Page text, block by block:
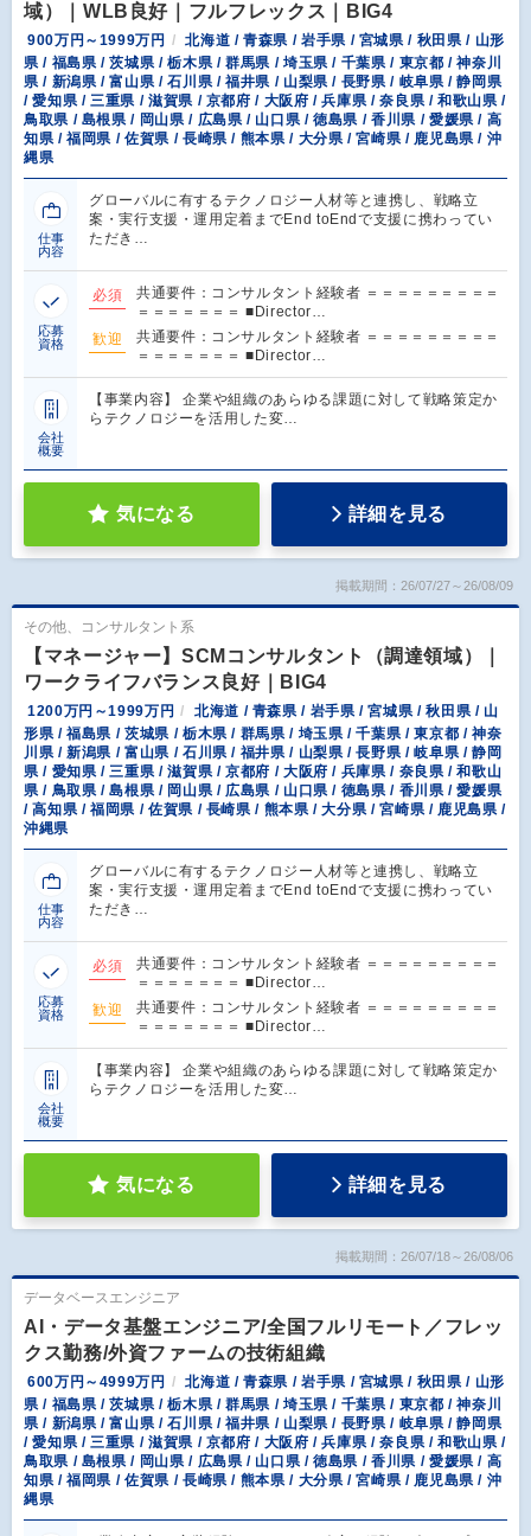
域）｜WLB良好｜フルフレックス｜BIG4
900万円～1999万円
北海道 / 青森県 / 岩手県 / 宮城県 / 秋田県 / 山形
県 / 福島県 / 茨城県 / 栃木県 / 群馬県 / 埼玉県 / 千葉県 / 東京都 / 神奈川
県 / 新潟県 / 富山県 / 石川県 / 福井県 / 山梨県 / 長野県 / 岐阜県 / 静岡県
/ 愛知県 / 三重県 / 滋賀県 / 京都府 / 大阪府 / 兵庫県 / 奈良県 / 和歌山県 /
鳥取県 / 島根県 / 岡山県 / 広島県 / 山口県 / 徳島県 / 香川県 / 愛媛県 / 高
知県 / 福岡県 / 佐賀県 / 長崎県 / 熊本県 / 大分県 / 宮崎県 / 鹿児島県 / 沖
縄県
仕事
内容
グローバルに有するテクノロジー人材等と連携し、戦略立
案・実行支援・運用定着までEnd toEndで支援に携わってい
ただき…
応募
資格
必須
共通要件：コンサルタント経験者 ＝＝＝＝＝＝＝＝＝
＝＝＝＝＝＝＝ ■Director…
歓迎
共通要件：コンサルタント経験者 ＝＝＝＝＝＝＝＝＝
＝＝＝＝＝＝＝ ■Director…
会社
概要
【事業内容】 企業や組織のあらゆる課題に対して戦略策定か
らテクノロジーを活用した変…
気になる 詳細を見る
掲載期間：26/07/27～26/08/09
その他、コンサルタント系
【マネージャー】SCMコンサルタント（調達領域）｜
ワークライフバランス良好｜BIG4
1200万円～1999万円
北海道 / 青森県 / 岩手県 / 宮城県 / 秋田県 / 山
形県 / 福島県 / 茨城県 / 栃木県 / 群馬県 / 埼玉県 / 千葉県 / 東京都 / 神奈
川県 / 新潟県 / 富山県 / 石川県 / 福井県 / 山梨県 / 長野県 / 岐阜県 / 静岡
県 / 愛知県 / 三重県 / 滋賀県 / 京都府 / 大阪府 / 兵庫県 / 奈良県 / 和歌山
県 / 鳥取県 / 島根県 / 岡山県 / 広島県 / 山口県 / 徳島県 / 香川県 / 愛媛県
/ 高知県 / 福岡県 / 佐賀県 / 長崎県 / 熊本県 / 大分県 / 宮崎県 / 鹿児島県 /
沖縄県
仕事
内容
グローバルに有するテクノロジー人材等と連携し、戦略立
案・実行支援・運用定着までEnd toEndで支援に携わってい
ただき…
応募
資格
必須
共通要件：コンサルタント経験者 ＝＝＝＝＝＝＝＝＝
＝＝＝＝＝＝＝ ■Director…
歓迎
共通要件：コンサルタント経験者 ＝＝＝＝＝＝＝＝＝
＝＝＝＝＝＝＝ ■Director…
会社
概要
【事業内容】 企業や組織のあらゆる課題に対して戦略策定か
らテクノロジーを活用した変…
気になる 詳細を見る
掲載期間：26/07/18～26/08/06
データベースエンジニア
AI・データ基盤エンジニア/全国フルリモート／フレッ
クス勤務/外資ファームの技術組織
600万円～4999万円
北海道 / 青森県 / 岩手県 / 宮城県 / 秋田県 / 山形
県 / 福島県 / 茨城県 / 栃木県 / 群馬県 / 埼玉県 / 千葉県 / 東京都 / 神奈川
県 / 新潟県 / 富山県 / 石川県 / 福井県 / 山梨県 / 長野県 / 岐阜県 / 静岡県
/ 愛知県 / 三重県 / 滋賀県 / 京都府 / 大阪府 / 兵庫県 / 奈良県 / 和歌山県 /
鳥取県 / 島根県 / 岡山県 / 広島県 / 山口県 / 徳島県 / 香川県 / 愛媛県 / 高
知県 / 福岡県 / 佐賀県 / 長崎県 / 熊本県 / 大分県 / 宮崎県 / 鹿児島県 / 沖
縄県